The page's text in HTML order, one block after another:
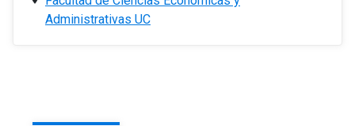
Administrativas UC